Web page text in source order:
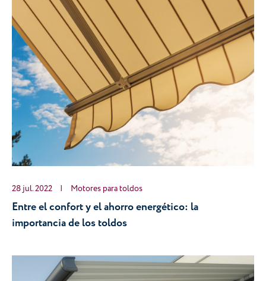
28 jul. 2022 | Motores para toldos
Entre el confort y el ahorro energético: la
importancia de los toldos